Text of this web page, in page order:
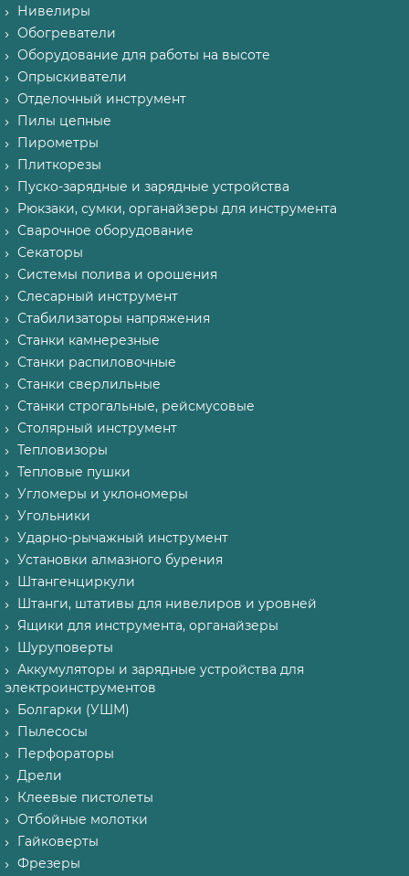
Нивелиры
Обогреватели
Оборудование для работы на высоте
Опрыскиватели
Отделочный инструмент
Пилы цепные
Пирометры
Плиткорезы
Пуско-зарядные и зарядные устройства
Рюкзаки, сумки, органайзеры для инструмента
Сварочное оборудование
Секаторы
Системы полива и орошения
Слесарный инструмент
Стабилизаторы напряжения
Станки камнерезные
Станки распиловочные
Станки сверлильные
Станки строгальные, рейсмусовые
Столярный инструмент
Тепловизоры
Тепловые пушки
Угломеры и уклономеры
Угольники
Ударно-рычажный инструмент
Установки алмазного бурения
Штангенциркули
Штанги, штативы для нивелиров и уровней
Ящики для инструмента, органайзеры
Шуруповерты
Аккумуляторы и зарядные устройства для
электроинструментов
Болгарки (УШМ)
Пылесосы
Перфораторы
Дрели
Клеевые пистолеты
Отбойные молотки
Гайковерты
Фрезеры